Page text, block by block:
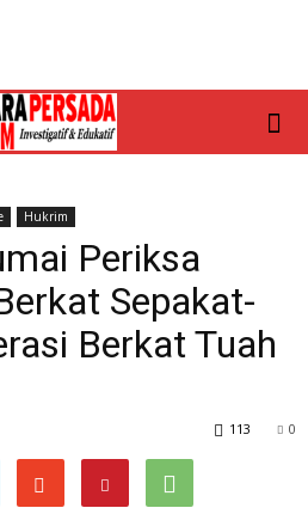
Hukrim
Periksa
Sepakat-
Berkat Tuah
0
113